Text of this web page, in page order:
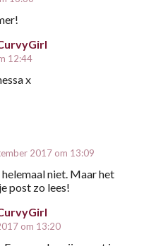
12:44
x
2017 om 13:09
niet. Maar het
post zo lees!
om 13:20